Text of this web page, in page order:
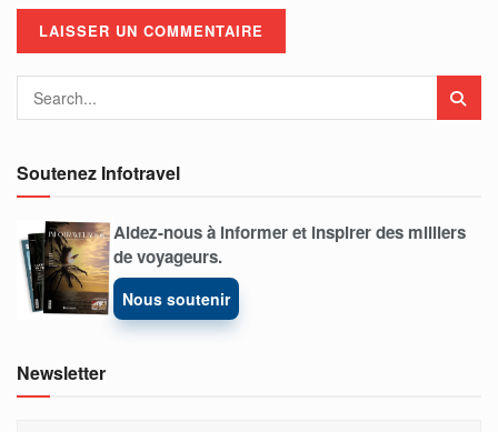
Soutenez Infotravel
Aidez-nous à informer et inspirer des milliers
de voyageurs.
Nous soutenir
Newsletter